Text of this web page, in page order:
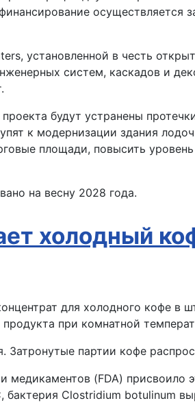
осуществляется
установленной в честь
систем, каскадов и
будут устранены
к модернизации здания
площади, повысить
на весну 2028 года.
холодный
для холодного кофе
при комнатной
партии кофе
(FDA) присвоило
Clostridium botulinum